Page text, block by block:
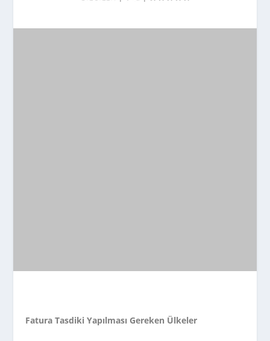
Fatura Tasdiki Yapılması Gereken Ülkeler